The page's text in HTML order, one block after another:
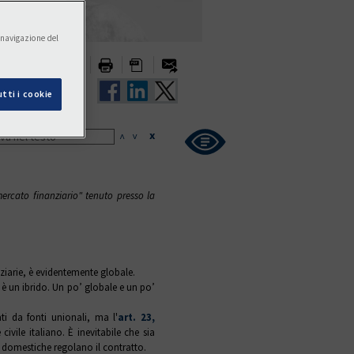
< > x
finanziario" tenuto presso la
è evidentemente globale.
ibrido. Un po’ globale e un po’
da fonti unionali, ma l'art. 23,
civile italiano. È inevitabile che sia
regolano il contratto.
del
i cookie